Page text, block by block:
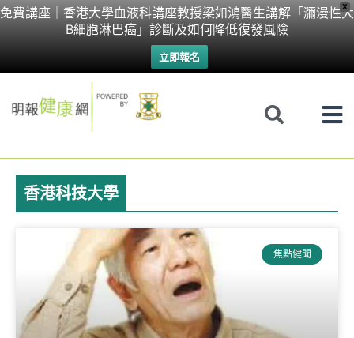
X
免費講座｜香港大學血液科講座教授梁如鴻醫生講解「瀰漫性大
B細胞淋巴癌」診斷及如何降低復發風險
立即報名
Skip
香港科技大學
焦點健聞